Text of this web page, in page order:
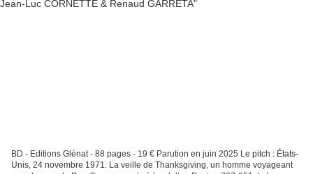
BD - Editions Glénat - 88 pages - 19 € Parution en juin 2025 Le pitch : États-
Unis, 24 novembre 1971. La veille de Thanksgiving, un homme voyageant